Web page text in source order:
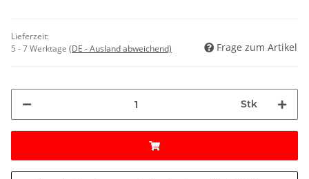
Lieferzeit:
5 - 7 Werktage (DE - Ausland abweichend) Frage zum Artikel
Stk